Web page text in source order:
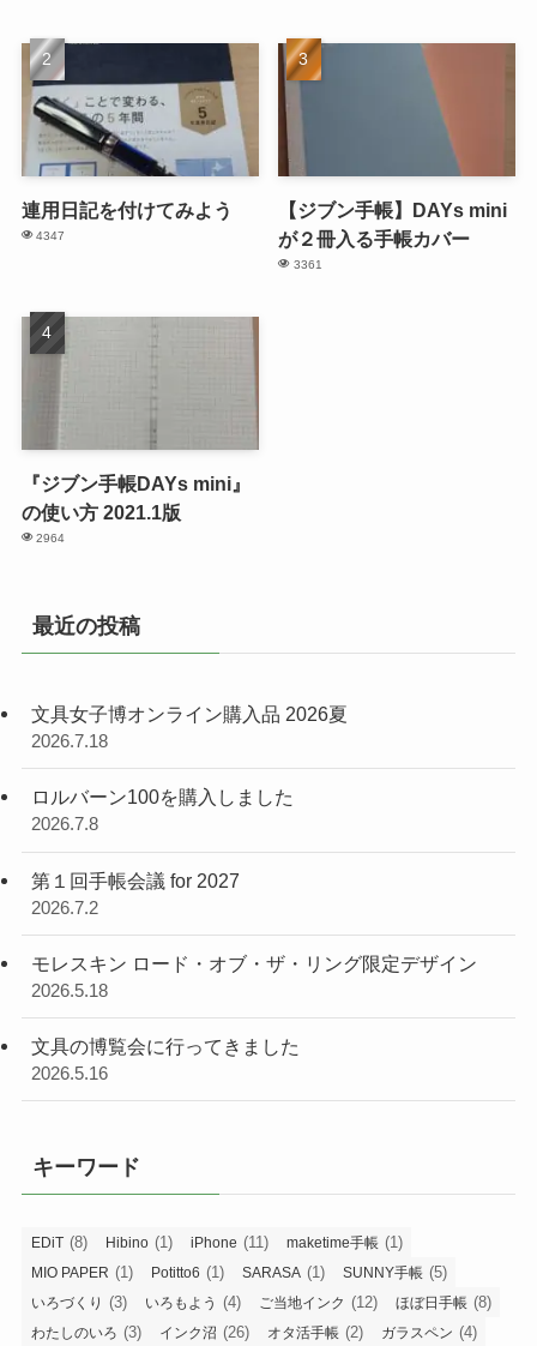
連用日記を付けてみよう
4347
【ジブン手帳】DAYs mini
が２冊入る手帳カバー
3361
『ジブン手帳DAYs mini』
の使い方 2021.1版
2964
最近の投稿
文具女子博オンライン購入品 2026夏
2026.7.18
ロルバーン100を購入しました
2026.7.8
第１回手帳会議 for 2027
2026.7.2
モレスキン ロード・オブ・ザ・リング限定デザイン
2026.5.18
文具の博覧会に行ってきました
2026.5.16
キーワード
EDiT (8) Hibino (1) iPhone (11) maketime手帳 (1)
MIO PAPER (1) Potitto6 (1) SARASA (1) SUNNY手帳 (5)
いろづくり (3) いろもよう (4) ご当地インク (12) ほぼ日手帳 (8)
わたしのいろ (3) インク沼 (26) オタ活手帳 (2) ガラスペン (4)